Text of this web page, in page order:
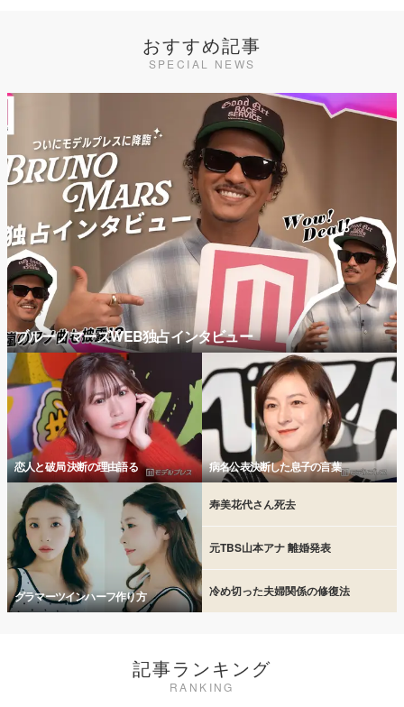
おすすめ記事
SPECIAL NEWS
ブルーノマーズWEB独占インタビュー
恋人と破局 決断の理由語る 病名公表決断した息子の言葉
グラマーツインハーフ作り方
寿美花代さん死去
元TBS山本アナ 離婚発表
冷め切った夫婦関係の修復法
記事ランキング
RANKING